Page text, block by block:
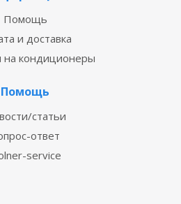
Помощь
и доставка
на кондиционеры
Помощь
статьи
ответ
service